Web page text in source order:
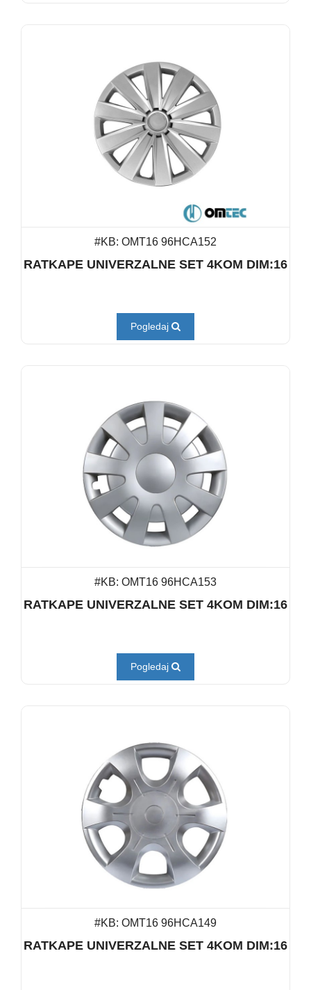
#KB: OMT16 96HCA152
RATKAPE UNIVERZALNE SET 4KOM DIM:16
Pogledaj
#KB: OMT16 96HCA153
RATKAPE UNIVERZALNE SET 4KOM DIM:16
Pogledaj
#KB: OMT16 96HCA149
RATKAPE UNIVERZALNE SET 4KOM DIM:16